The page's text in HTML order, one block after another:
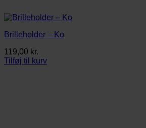
Brilleholder – Ko
119,00 kr.
Tilføj til kurv